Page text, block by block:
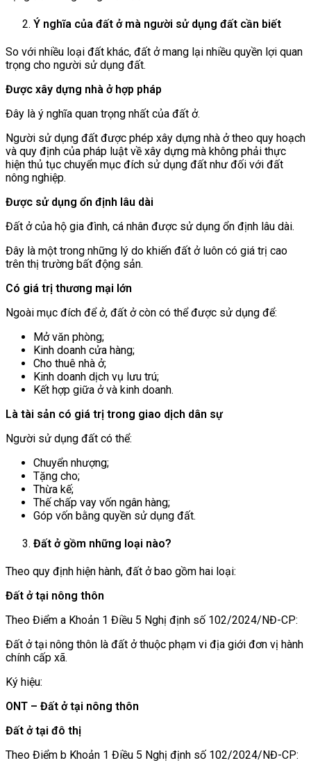
Ý nghĩa của đất ở mà người sử dụng đất cần biết
So với nhiều loại đất khác, đất ở mang lại nhiều quyền lợi quan
trọng cho người sử dụng đất.
Được xây dựng nhà ở hợp pháp
Đây là ý nghĩa quan trọng nhất của đất ở.
Người sử dụng đất được phép xây dựng nhà ở theo quy hoạch
và quy định của pháp luật về xây dựng mà không phải thực
hiện thủ tục chuyển mục đích sử dụng đất như đối với đất
nông nghiệp.
Được sử dụng ổn định lâu dài
Đất ở của hộ gia đình, cá nhân được sử dụng ổn định lâu dài.
Đây là một trong những lý do khiến đất ở luôn có giá trị cao
trên thị trường bất động sản.
Có giá trị thương mại lớn
Ngoài mục đích để ở, đất ở còn có thể được sử dụng để:
Mở văn phòng;
Kinh doanh cửa hàng;
Cho thuê nhà ở;
Kinh doanh dịch vụ lưu trú;
Kết hợp giữa ở và kinh doanh.
Là tài sản có giá trị trong giao dịch dân sự
Người sử dụng đất có thể:
Chuyển nhượng;
Tặng cho;
Thừa kế;
Thế chấp vay vốn ngân hàng;
Góp vốn bằng quyền sử dụng đất.
Đất ở gồm những loại nào?
Theo quy định hiện hành, đất ở bao gồm hai loại:
Đất ở tại nông thôn
Theo Điểm a Khoản 1 Điều 5 Nghị định số 102/2024/NĐ-CP:
Đất ở tại nông thôn là đất ở thuộc phạm vi địa giới đơn vị hành
chính cấp xã.
Ký hiệu:
ONT – Đất ở tại nông thôn
Đất ở tại đô thị
Theo Điểm b Khoản 1 Điều 5 Nghị định số 102/2024/NĐ-CP: